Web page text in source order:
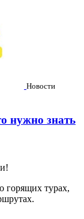
Новости
нужно знать
горящих турах,